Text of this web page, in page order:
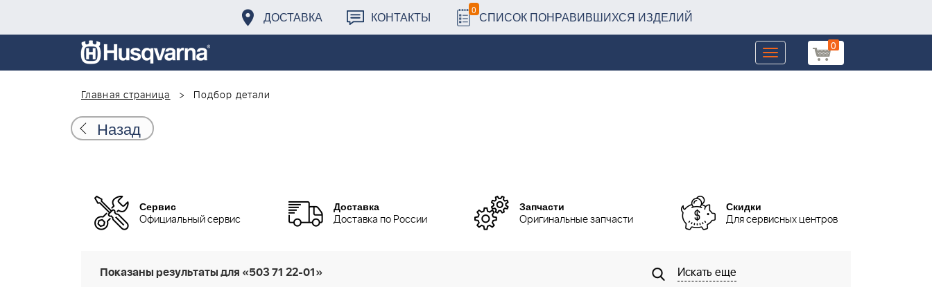
ДОСТАВКА КОНТАКТЫ 0 СПИСОК ПОНРАВИВШИХСЯ ИЗДЕЛИЙ
0
Toggle
navigation
Главная страница
Подбор детали
Назад
Сервис
Официальный сервис
Доставка
Доставка по России
Запчасти
Оригинальные запчасти
Скидки
Для сервисных центров
Показаны результаты для «503 71 22-01» Искать еще